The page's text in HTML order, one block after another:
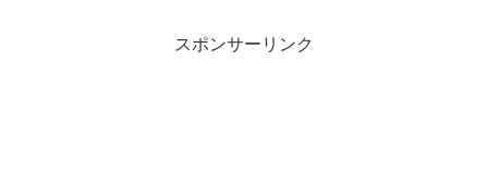
スポンサーリンク